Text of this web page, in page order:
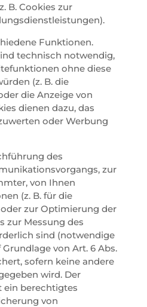
B. Cookies zur
Funktionen.
technisch notwendig,
ohne diese
(z. B. die
die Anzeige von
dienen dazu, das
oder Werbung
des
zur
von Ihnen
(z. B. für die
zur Optimierung der
zur Messung des
sind (notwendige
von Art. 6 Abs.
sofern keine andere
wird. Der
ein berechtigtes
von